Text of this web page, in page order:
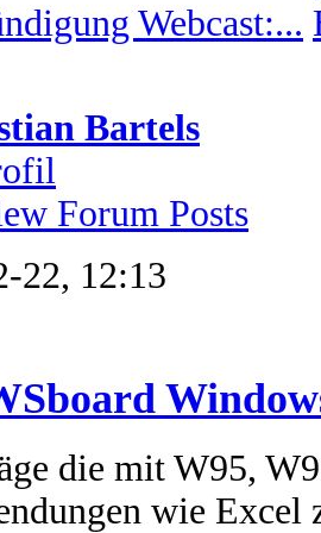
Webcast:...
Bartels
Forum Posts
22, 12:13
die mit W95,
wie Excel